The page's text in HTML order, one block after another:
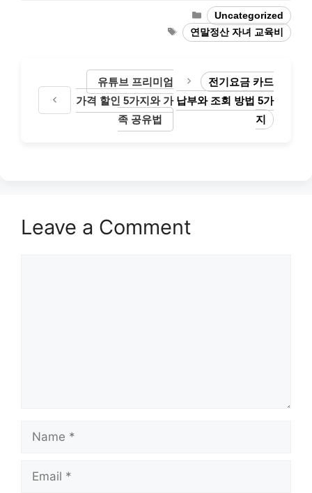
Categories
Uncategorized
Tags연말정산 자녀 교육비
유튜브 프리미엄
가격 할인 5가지와 가
족 공유법
전기요금 카드
납부와 조회 방법 5가
지
Leave a Comment